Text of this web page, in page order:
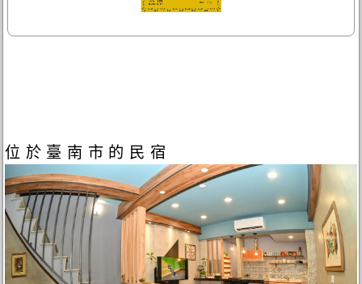
位於臺南市的民宿